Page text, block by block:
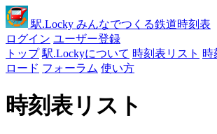
駅.Locky みんなでつくる鉄道時刻表
ログイン ユーザー登録
トップ 駅.Lockyについて 時刻表リスト 時
ロード フォーラム 使い方
時刻表リスト